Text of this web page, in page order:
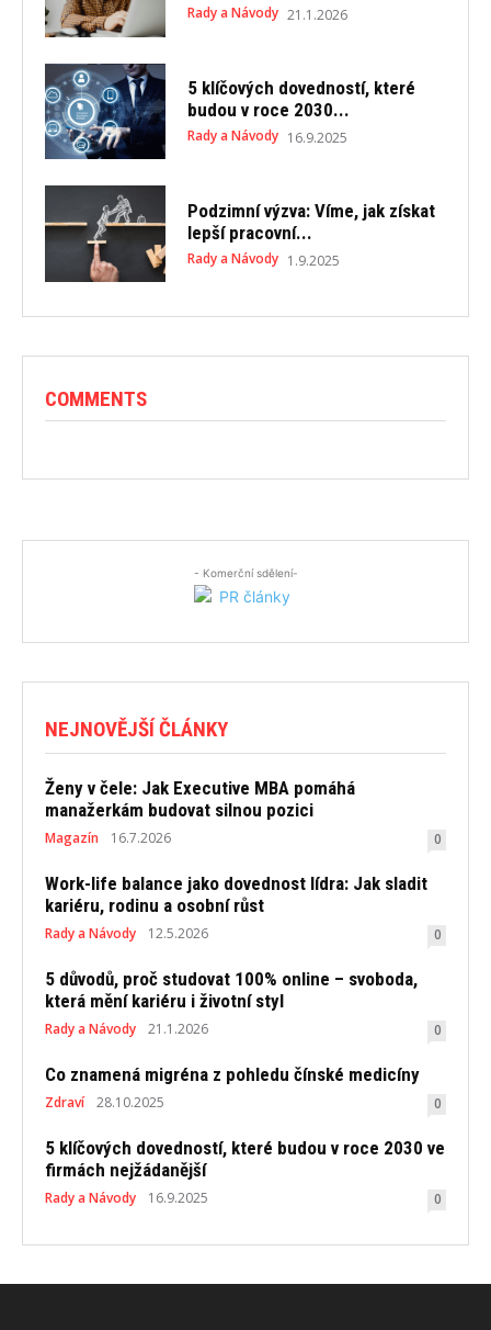
Rady a Návody 21.1.2026
5 klíčových dovedností, které
budou v roce 2030...
Rady a Návody 16.9.2025
Podzimní výzva: Víme, jak získat
lepší pracovní...
Rady a Návody 1.9.2025
COMMENTS
- Komerční sdělení-
NEJNOVĚJŠÍ ČLÁNKY
Ženy v čele: Jak Executive MBA pomáhá
manažerkám budovat silnou pozici
Magazín 16.7.2026 0
Work-life balance jako dovednost lídra: Jak sladit
kariéru, rodinu a osobní růst
Rady a Návody 12.5.2026 0
5 důvodů, proč studovat 100% online – svoboda,
která mění kariéru i životní styl
Rady a Návody 21.1.2026 0
Co znamená migréna z pohledu čínské medicíny
Zdraví 28.10.2025 0
5 klíčových dovedností, které budou v roce 2030 ve
firmách nejžádanější
Rady a Návody 16.9.2025 0